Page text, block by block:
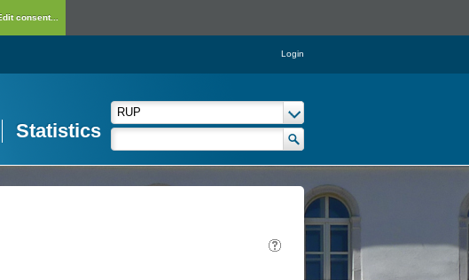
consent...
Login
Statistics